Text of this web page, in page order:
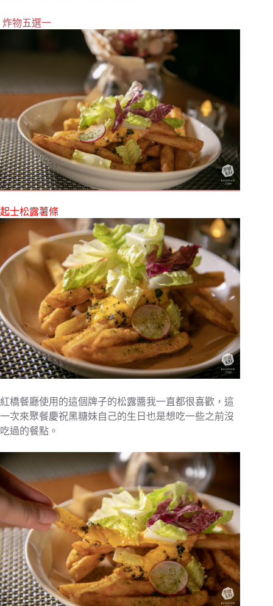
炸物五選一
起士松露薯條
紅橋餐廳使用的這個牌子的松露醬我一直都很喜歡，這
一次來聚餐慶祝黑糖妹自己的生日也是想吃一些之前沒
吃過的餐點。